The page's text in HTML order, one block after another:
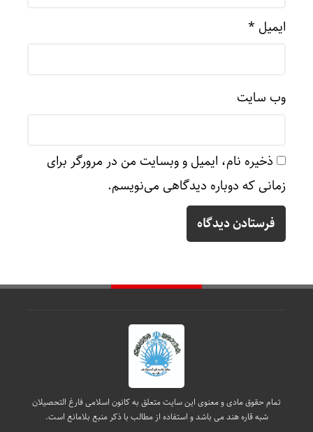
ایمیل *
وب‌ سایت
ذخیره نام، ایمیل و وبسایت من در مرورگر برای
زمانی که دوباره دیدگاهی می‌نویسم.
تمام حقوق مادی و معنوی این سایت متعلق به کانون اسلامی فارغ التحصیلان
شبه قاره هند می باشد و استفاده از مطالب با ذکر منبع بلامانع است.